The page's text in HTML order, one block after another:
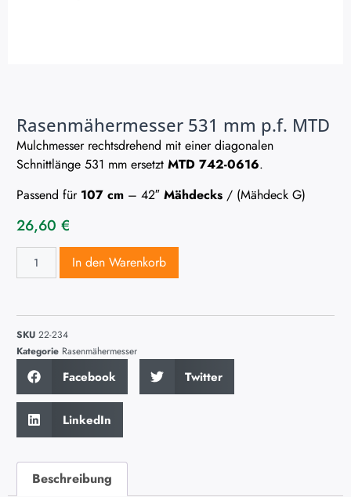
Rasenmähermesser 531 mm p.f. MTD
Mulchmesser rechtsdrehend mit einer diagonalen
Schnittlänge 531 mm ersetzt MTD 742-0616.
Passend für 107 cm – 42″ Mähdecks / (Mähdeck G)
26,60 €
In den Warenkorb
SKU 22-234
Kategorie Rasenmähermesser
Facebook Twitter
LinkedIn
Beschreibung